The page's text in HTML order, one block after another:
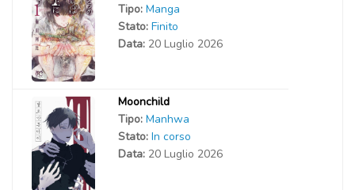
Tipo: Manga
Stato: Finito
Data: 20 Luglio 2026
Moonchild
Tipo: Manhwa
Stato: In corso
Data: 20 Luglio 2026